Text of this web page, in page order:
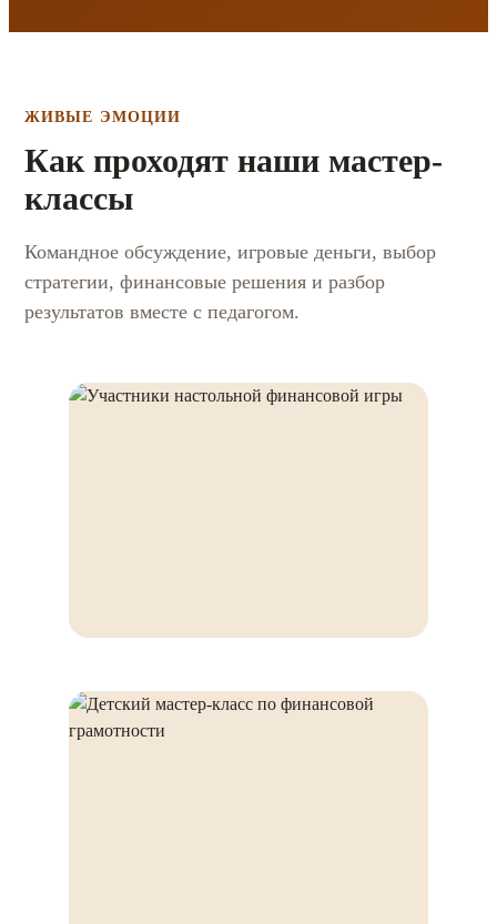
ЖИВЫЕ ЭМОЦИИ
Как проходят наши мастер-
классы
Командное обсуждение, игровые деньги, выбор
стратегии, финансовые решения и разбор
результатов вместе с педагогом.